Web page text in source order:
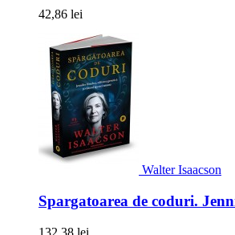
42,86 lei
Walter Isaacson
Spargatoarea de coduri.
132,38 lei